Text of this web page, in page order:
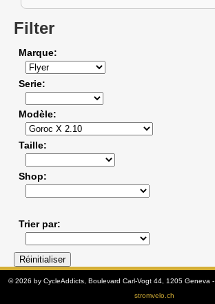
Filter
Marque
Serie
Modèle
Taille
Shop
Trier par
© 2026 by CycleAddicts, Boulevard Carl-Vogt 44, 1205 Geneva -
stromvelo.ch